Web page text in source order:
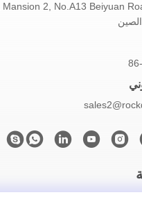
Mansion 2, No.A13 Beiyuan
للحصول على خصومات وأكثر.